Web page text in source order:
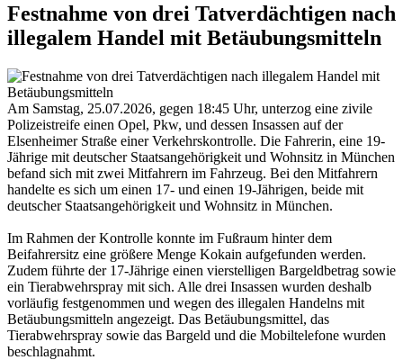
Festnahme von drei Tatverdächtigen nach
illegalem Handel mit Betäubungsmitteln
Am Samstag, 25.07.2026, gegen 18:45 Uhr, unterzog eine zivile
Polizeistreife einen Opel, Pkw, und dessen Insassen auf der
Elsenheimer Straße einer Verkehrskontrolle. Die Fahrerin, eine 19-
Jährige mit deutscher Staatsangehörigkeit und Wohnsitz in München
befand sich mit zwei Mitfahrern im Fahrzeug. Bei den Mitfahrern
handelte es sich um einen 17- und einen 19-Jährigen, beide mit
deutscher Staatsangehörigkeit und Wohnsitz in München.
Im Rahmen der Kontrolle konnte im Fußraum hinter dem
Beifahrersitz eine größere Menge Kokain aufgefunden werden.
Zudem führte der 17-Jährige einen vierstelligen Bargeldbetrag sowie
ein Tierabwehrspray mit sich. Alle drei Insassen wurden deshalb
vorläufig festgenommen und wegen des illegalen Handelns mit
Betäubungsmitteln angezeigt. Das Betäubungsmittel, das
Tierabwehrspray sowie das Bargeld und die Mobiltelefone wurden
beschlagnahmt.